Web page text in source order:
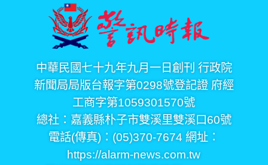
中華民國七十九年九月一日創刊 行政院
新聞局局版台報字第0298號登記證 府經
工商字第1059301570號
總社：嘉義縣朴子市雙溪里雙溪口60號
電話(傳真)：(05)370-7674 網址：
https://alarm-news.com.tw